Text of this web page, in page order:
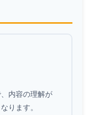
内容の理解が
ります。